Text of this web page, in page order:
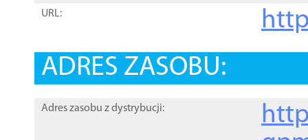
URL:
ADRES ZASOBU:
Adres zasobu z dystrybucji: